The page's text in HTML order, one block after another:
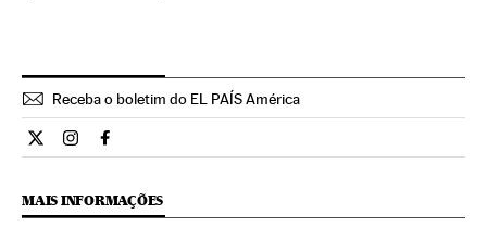
Receba o boletim do EL PAÍS América
Estilo El País Brasil en Twitter
Estilo El País Brasil en Instagram
Estilo El País Brasil en Facebook
MAIS INFORMAÇÕES